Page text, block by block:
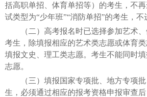
括高职单招、体育单招等）的考生，不
试类型为“少年班”“消防单招”的考生，不
（二）高考报名时已选择参加艺术、
考生，除填报相应的艺术类志愿或体育
填报文史、理工类志愿。考生不能同时
志愿。
（三）填报国家专项批、地方专项批
生，必须通过相应的报考资格申报审查